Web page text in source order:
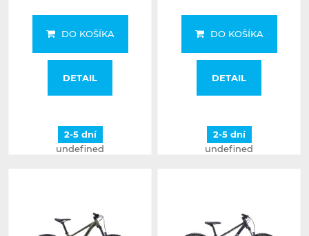
DO KOŠÍKA
DETAIL
2-5 dní
undefined
DO KOŠÍKA
DETAIL
2-5 dní
undefined